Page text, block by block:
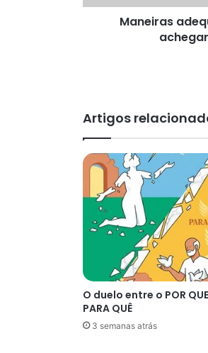
Maneiras
Artigos
O duelo entre o POR
PARA QUÊ
3 semanas atrás